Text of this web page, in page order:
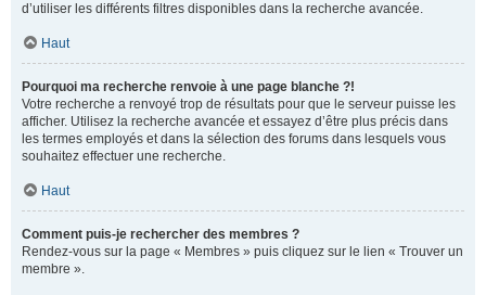
d’utiliser les différents filtres disponibles dans la recherche avancée.
Haut
Pourquoi ma recherche renvoie à une page blanche ?!
Votre recherche a renvoyé trop de résultats pour que le serveur puisse les
afficher. Utilisez la recherche avancée et essayez d’être plus précis dans
les termes employés et dans la sélection des forums dans lesquels vous
souhaitez effectuer une recherche.
Haut
Comment puis-je rechercher des membres ?
Rendez-vous sur la page « Membres » puis cliquez sur le lien « Trouver un
membre ».